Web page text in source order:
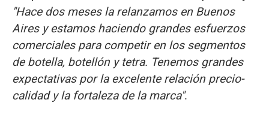
"Hace dos meses la relanzamos en Buenos
Aires y estamos haciendo grandes esfuerzos
comerciales para competir en los segmentos
de botella, botellón y tetra. Tenemos grandes
expectativas por la excelente relación precio-
calidad y la fortaleza de la marca".